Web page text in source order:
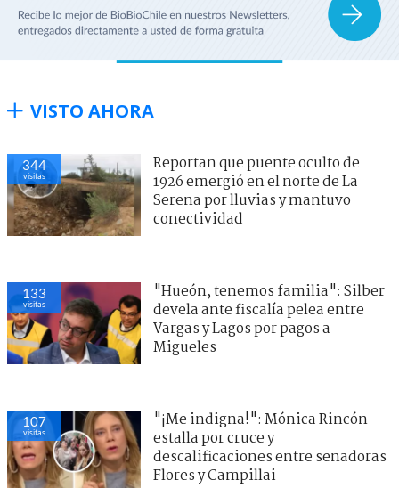
VISTO AHORA
344
visitas
Reportan que puente oculto de
1926 emergió en el norte de La
Serena por lluvias y mantuvo
conectividad
133
visitas
"Hueón, tenemos familia": Silber
devela ante fiscalía pelea entre
Vargas y Lagos por pagos a
Migueles
107
visitas
"¡Me indigna!": Mónica Rincón
estalla por cruce y
descalificaciones entre senadoras
Flores y Campillai